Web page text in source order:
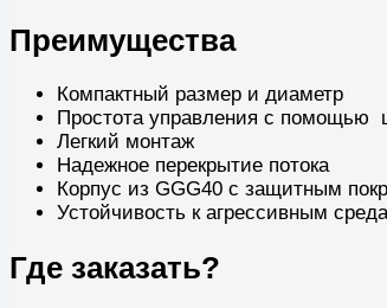
Преимущества
Компактный размер и диаметр
Простота управления с помощью
Легкий монтаж
Надежное перекрытие потока
Корпус из GGG40 с защитным
Устойчивость к агрессивным
Где заказать?